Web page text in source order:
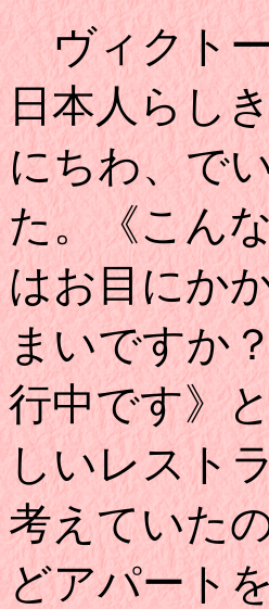
ヴィクトー
日本人らし
にちわ、で
た。《こん
はお目にか
まいですか
行中です》
しいレスト
考えていた
どアパート